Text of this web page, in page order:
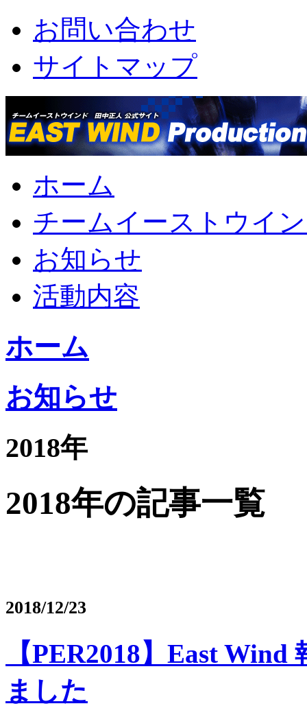
お問い合わせ
サイトマップ
ホーム
チームイーストウイ
お知らせ
活動内容
ホーム
お知らせ
2018年
2018年の記事一覧
2018/12/23
【PER2018】East
ました